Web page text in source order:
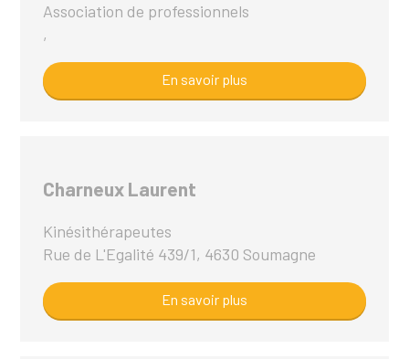
Association de professionnels
,
En savoir plus
Charneux Laurent
Kinésithérapeutes
Rue de L'Egalité 439/1, 4630 Soumagne
En savoir plus